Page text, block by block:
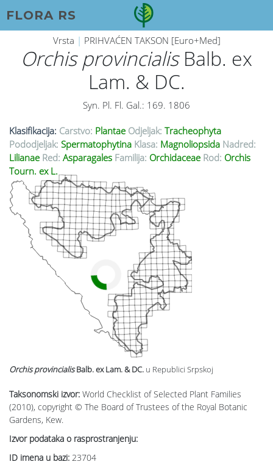
FLORA RS
Vrsta | PRIHVAĆEN TAKSON [Euro+Med]
Orchis provincialisBalb. ex
Lam. & DC.
Syn. Pl. Fl. Gal.: 169. 1806
Klasifikacija: Carstvo: Plantae Odjeljak: Tracheophyta
Pododjeljak: Spermatophytina Klasa: Magnoliopsida Nadred:
Lilianae Red: Asparagales Familija: Orchidaceae Rod: Orchis
Tourn. ex L.
Taksonomski izvor: World Checklist of Selected Plant Families
(2010), copyright © The Board of Trustees of the Royal Botanic
Gardens, Kew.
Izvor podataka o rasprostranjenju:
ID imena u bazi: 23704
Orchis provincialisBalb. ex Lam. & DC. u Republici Srpskoj